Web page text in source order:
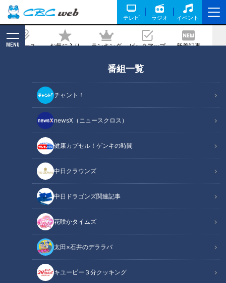
テレビ ラジオ イベント
ニュース お気に入り ランキング ピックアップ 新着記事
MENU
番組一覧
チャント！
newsX（ニュースクロス）
健康カプセル！ゲンキの時間
中日クラウンズ
中日ドラゴンズ関連記事
花咲かタイムズ
太田×石井のデララバ
キユーピー３分クッキング
知ってほしい高熱の原因は…道化師様魚
鱗癬 定期配信型ドキュメンタリー第１
記事に戻る